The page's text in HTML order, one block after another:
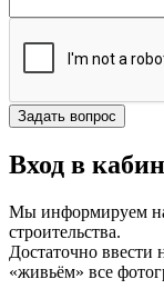
Вход в
Мы информируем
строительства.
Достаточно ввести
«живьём» все